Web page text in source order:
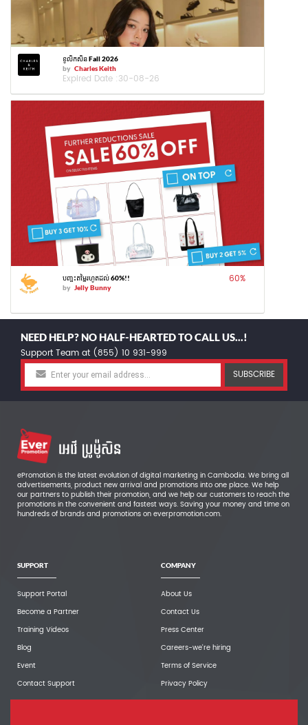
ខូលិកសិន Fall 2026
by Charles Keith
Expired Date :30-08-26
បញ្ចុះតម្លៃរហូតដល់ 60%!!
by Jelly Bunny
60%
NEED HELP? NO HALF-HEARTED TO CALL US...!
Support Team at (855) 10 931-999
SUBSCRIBE
ePromotion is the latest evolution of digital marketing in Cambodia. We bring all
advertisements, product new arrival and promotions into one place. We help
our partners to publish their promotion, and we help our customers to reach the
promotions in the convenient and fastest ways. Saving your money and time on
hundreds of brands and promotions on everpromotion.com.
SUPPORT
Support Portal
Become a Partner
Training Videos
Blog
Event
Contact Support
COMPANY
About Us
Contact Us
Press Center
Careers-we're hiring
Terms of Service
Privacy Policy